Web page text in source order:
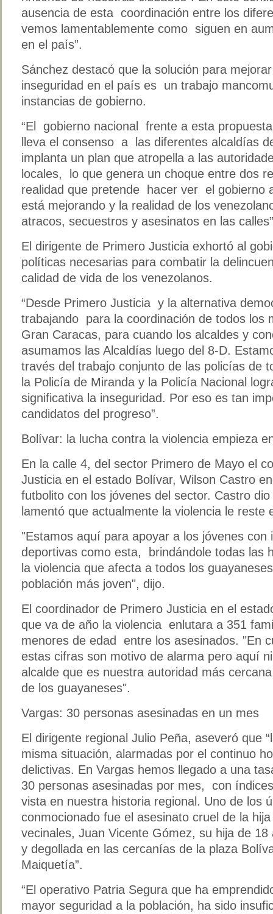
ausencia de esta coordinación entre los
vemos lamentablemente como siguen en
en el país”.
Sánchez destacó que la solución para
inseguridad en el país es un trabajo
instancias de gobierno.
“El gobierno nacional frente a esta
lleva el consenso a las diferentes alcaldías
implanta un plan que atropella a las
locales, lo que genera un choque entre dos
realidad que pretende hacer ver el gobierno
está mejorando y la realidad de los
atracos, secuestros y asesinatos en las
El dirigente de Primero Justicia exhortó al
políticas necesarias para combatir la
calidad de vida de los venezolanos.
“Desde Primero Justicia y la alternativa
trabajando para la coordinación de todos los
Gran Caracas, para cuando los alcaldes y
asumamos las Alcaldías luego del 8-D.
través del trabajo conjunto de las policías de
la Policía de Miranda y la Policía Nacional
significativa la inseguridad. Por eso es tan
candidatos del progreso”.
Bolívar: la lucha contra la violencia empieza
En la calle 4, del sector Primero de Mayo el
Justicia en el estado Bolívar, Wilson Castro
futbolito con los jóvenes del sector. Castro
lamentó que actualmente la violencia le reste
"Estamos aquí para apoyar a los jóvenes con
deportivas como esta, brindándole todas las
la violencia que afecta a todos los
población más joven", dijo.
El coordinador de Primero Justicia en el
que va de año la violencia enlutara a 351
menores de edad entre los asesinados. "En
estas cifras son motivo de alarma pero aquí
alcalde que es nuestra autoridad más
de los guayaneses".
Vargas: 30 personas asesinadas en un mes
El dirigente regional Julio Peña, aseveró que
misma situación, alarmadas por el continuo
delictivas. En Vargas hemos llegado a una
30 personas asesinadas por mes, con
vista en nuestra historia regional. Uno de los
conmocionado fue el asesinato cruel de la
vecinales, Juan Vicente Gómez, su hija de
y degollada en las cercanías de la plaza
Maiquetía”.
“El operativo Patria Segura que ha
mayor seguridad a la población, ha sido